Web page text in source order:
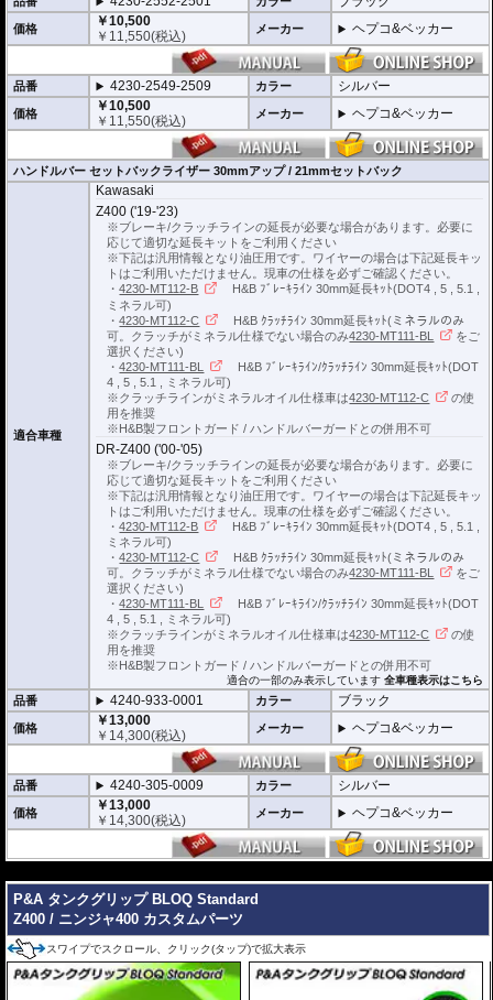
価格
￥10,500
￥ 11,550(税込) メーカー ヘプコ&ベッカー
品番 4230-2549-2509 カラー シルバー
価格
￥10,500
￥ 11,550(税込) メーカー ヘプコ&ベッカー
ハンドルバー セットバックライザー 30mmアップ / 21mmセットバック
適合車種
Kawasaki
Z400 ('19-'23)
※ブレーキ/クラッチラインの延長が必要な場合があります。必要に
応じて適切な延長キットをご利用ください
※下記は汎用情報となり油圧用です。ワイヤーの場合は下記延長キッ
トはご利用いただけません。現車の仕様を必ずご確認ください。
・4230-MT112-B
H&B ﾌﾞﾚｰｷﾗｲﾝ 30mm延長ｷｯﾄ(DOT4 , 5 , 5.1 ,
ミネラル可)
・4230-MT112-C
H&B ｸﾗｯﾁﾗｲﾝ 30mm延長ｷｯﾄ(ミネラルのみ
可。クラッチがミネラル仕様でない場合のみ4230-MT111-BL
をご
選択ください)
・4230-MT111-BL
H&B ﾌﾞﾚｰｷﾗｲﾝ/ｸﾗｯﾁﾗｲﾝ 30mm延長ｷｯﾄ(DOT
4 , 5 , 5.1 , ミネラル可)
※クラッチラインがミネラルオイル仕様車は4230-MT112-C
の使
用を推奨
※H&B製フロントガード / ハンドルバーガードとの併用不可
DR-Z400 ('00-'05)
※ブレーキ/クラッチラインの延長が必要な場合があります。必要に
応じて適切な延長キットをご利用ください
※下記は汎用情報となり油圧用です。ワイヤーの場合は下記延長キッ
トはご利用いただけません。現車の仕様を必ずご確認ください。
・4230-MT112-B
H&B ﾌﾞﾚｰｷﾗｲﾝ 30mm延長ｷｯﾄ(DOT4 , 5 , 5.1 ,
ミネラル可)
・4230-MT112-C
H&B ｸﾗｯﾁﾗｲﾝ 30mm延長ｷｯﾄ(ミネラルのみ
可。クラッチがミネラル仕様でない場合のみ4230-MT111-BL
をご
選択ください)
・4230-MT111-BL
H&B ﾌﾞﾚｰｷﾗｲﾝ/ｸﾗｯﾁﾗｲﾝ 30mm延長ｷｯﾄ(DOT
4 , 5 , 5.1 , ミネラル可)
※クラッチラインがミネラルオイル仕様車は4230-MT112-C
の使
用を推奨
※H&B製フロントガード / ハンドルバーガードとの併用不可
適合の一部のみ表示しています全車種表示はこちら
品番 4240-933-0001 カラー ブラック
価格
￥13,000
￥ 14,300(税込) メーカー ヘプコ&ベッカー
品番 4240-305-0009 カラー シルバー
価格
￥13,000
￥ 14,300(税込) メーカー ヘプコ&ベッカー
P&A タンクグリップ BLOQ Standard
Z400 / ニンジャ400 カスタムパーツ
スワイプでスクロール、クリック(タップ)で拡大表示